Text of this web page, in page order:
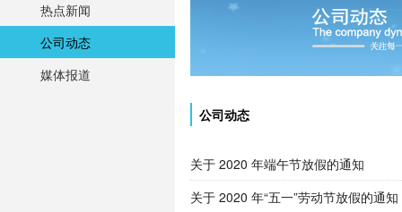
热点新闻
公司动态
媒体报道
公司动态
关于 2020 年端午节放假的通知
关于 2020 年“五一”劳动节放假的通知